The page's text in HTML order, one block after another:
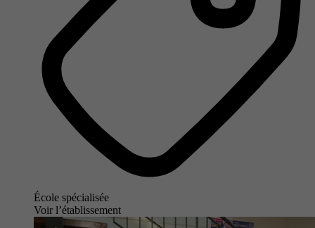
École spécialisée
Voir l’établissement